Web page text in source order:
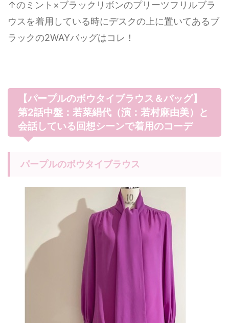
↑のミント×ブラックリボンのプリーツフリルブラ
ウスを着用している時にデスクの上に置いてあるブ
ラックの2WAYバッグはコレ！
【パープルのボウタイブラウス＆バッグ】
第2話中盤：若菜絹代（演：若村麻由美）と
会話している回想シーンで着用のコーデ
パープルのボウタイブラウス